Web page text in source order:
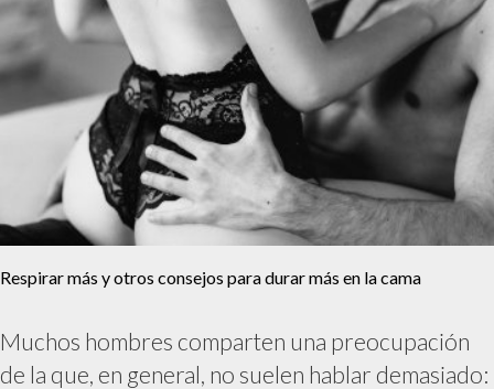
Respirar más y otros consejos para durar más en la cama
Muchos hombres comparten una preocupación
de la que, en general, no suelen hablar demasiado: